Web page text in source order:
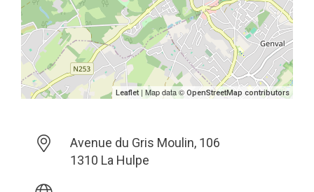
Leaflet | Map data © OpenStreetMap contributors
Avenue du Gris Moulin, 106
1310 La Hulpe